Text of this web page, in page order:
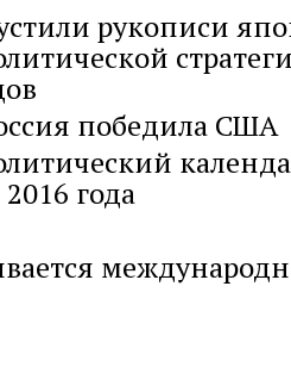
рукописи
победила США
года